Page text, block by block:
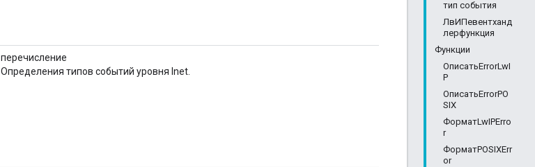
тип события
ЛвИПевентханд
лерфункция
Функции
ОписатьErrorLwI
P
ОписатьErrorPO
SIX
ФорматLwIPErro
r
ФорматPOSIXErr
or
перечисление
Определения типов событий уровня Inet.